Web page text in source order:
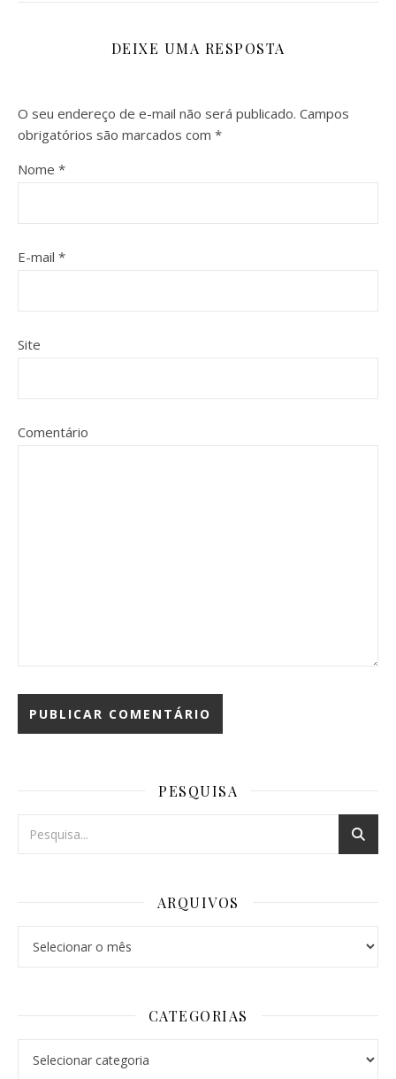
DEIXE UMA RESPOSTA
O seu endereço de e-mail não será publicado. Campos
obrigatórios são marcados com *
Nome *
E-mail *
Site
Comentário
PESQUISA
ARQUIVOS
CATEGORIAS